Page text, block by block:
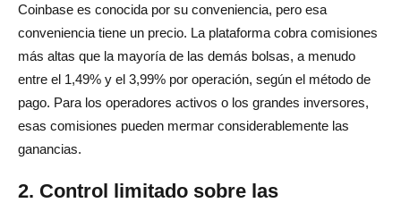
Coinbase es conocida por su conveniencia, pero esa
conveniencia tiene un precio. La plataforma cobra comisiones
más altas que la mayoría de las demás bolsas, a menudo
entre el 1,49% y el 3,99% por operación, según el método de
pago. Para los operadores activos o los grandes inversores,
esas comisiones pueden mermar considerablemente las
ganancias.
2. Control limitado sobre las